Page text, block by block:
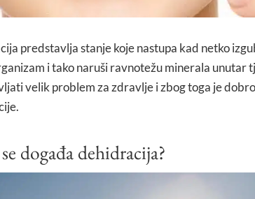
predstavlja stanje koje nastupa kad netko
i tako naruši ravnotežu minerala unutar
velik problem za zdravlje i zbog toga je
događa dehidracija?